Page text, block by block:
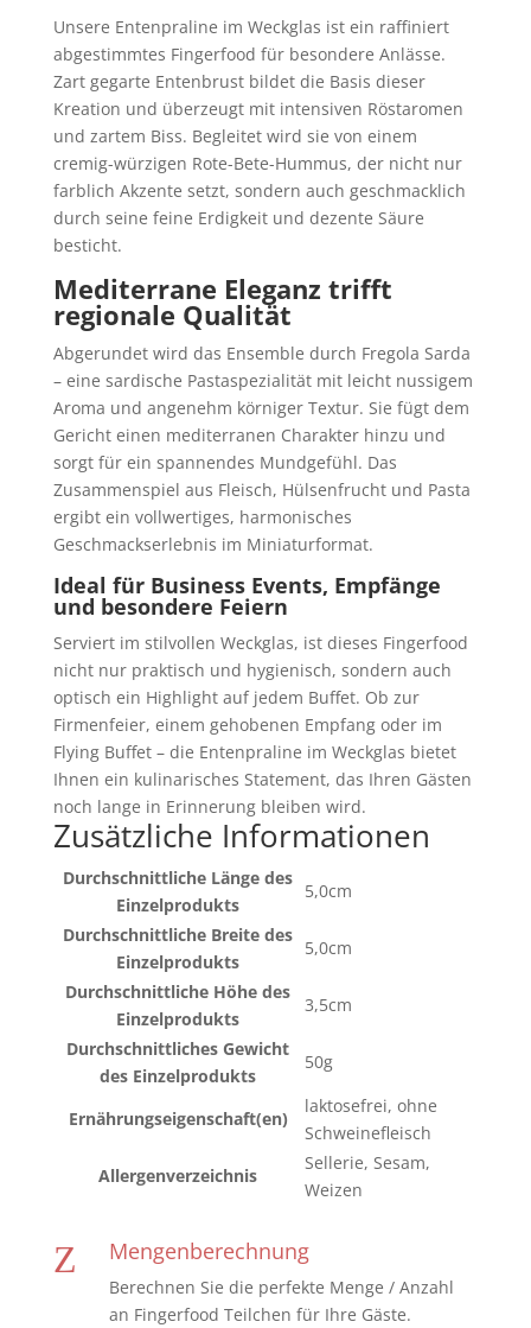
Unsere Entenpraline im Weckglas ist ein raffiniert
abgestimmtes Fingerfood für besondere Anlässe.
Zart gegarte Entenbrust bildet die Basis dieser
Kreation und überzeugt mit intensiven Röstaromen
und zartem Biss. Begleitet wird sie von einem
cremig-würzigen Rote-Bete-Hummus, der nicht nur
farblich Akzente setzt, sondern auch geschmacklich
durch seine feine Erdigkeit und dezente Säure
besticht.
Mediterrane Eleganz trifft
regionale Qualität
Abgerundet wird das Ensemble durch Fregola Sarda
– eine sardische Pastaspezialität mit leicht nussigem
Aroma und angenehm körniger Textur. Sie fügt dem
Gericht einen mediterranen Charakter hinzu und
sorgt für ein spannendes Mundgefühl. Das
Zusammenspiel aus Fleisch, Hülsenfrucht und Pasta
ergibt ein vollwertiges, harmonisches
Geschmackserlebnis im Miniaturformat.
Ideal für Business Events, Empfänge
und besondere Feiern
Serviert im stilvollen Weckglas, ist dieses Fingerfood
nicht nur praktisch und hygienisch, sondern auch
optisch ein Highlight auf jedem Buffet. Ob zur
Firmenfeier, einem gehobenen Empfang oder im
Flying Buffet – die Entenpraline im Weckglas bietet
Ihnen ein kulinarisches Statement, das Ihren Gästen
noch lange in Erinnerung bleiben wird.
Zusätzliche Informationen
Durchschnittliche Länge des
Einzelprodukts
5,0cm
Durchschnittliche Breite des
Einzelprodukts
5,0cm
Durchschnittliche Höhe des
Einzelprodukts
3,5cm
Durchschnittliches Gewicht
des Einzelprodukts
50g
Ernährungseigenschaft(en)
laktosefrei, ohne
Schweinefleisch
Allergenverzeichnis
Sellerie, Sesam,
Weizen
Z Mengenberechnung
Berechnen Sie die perfekte Menge / Anzahl
an Fingerfood Teilchen für Ihre Gäste.